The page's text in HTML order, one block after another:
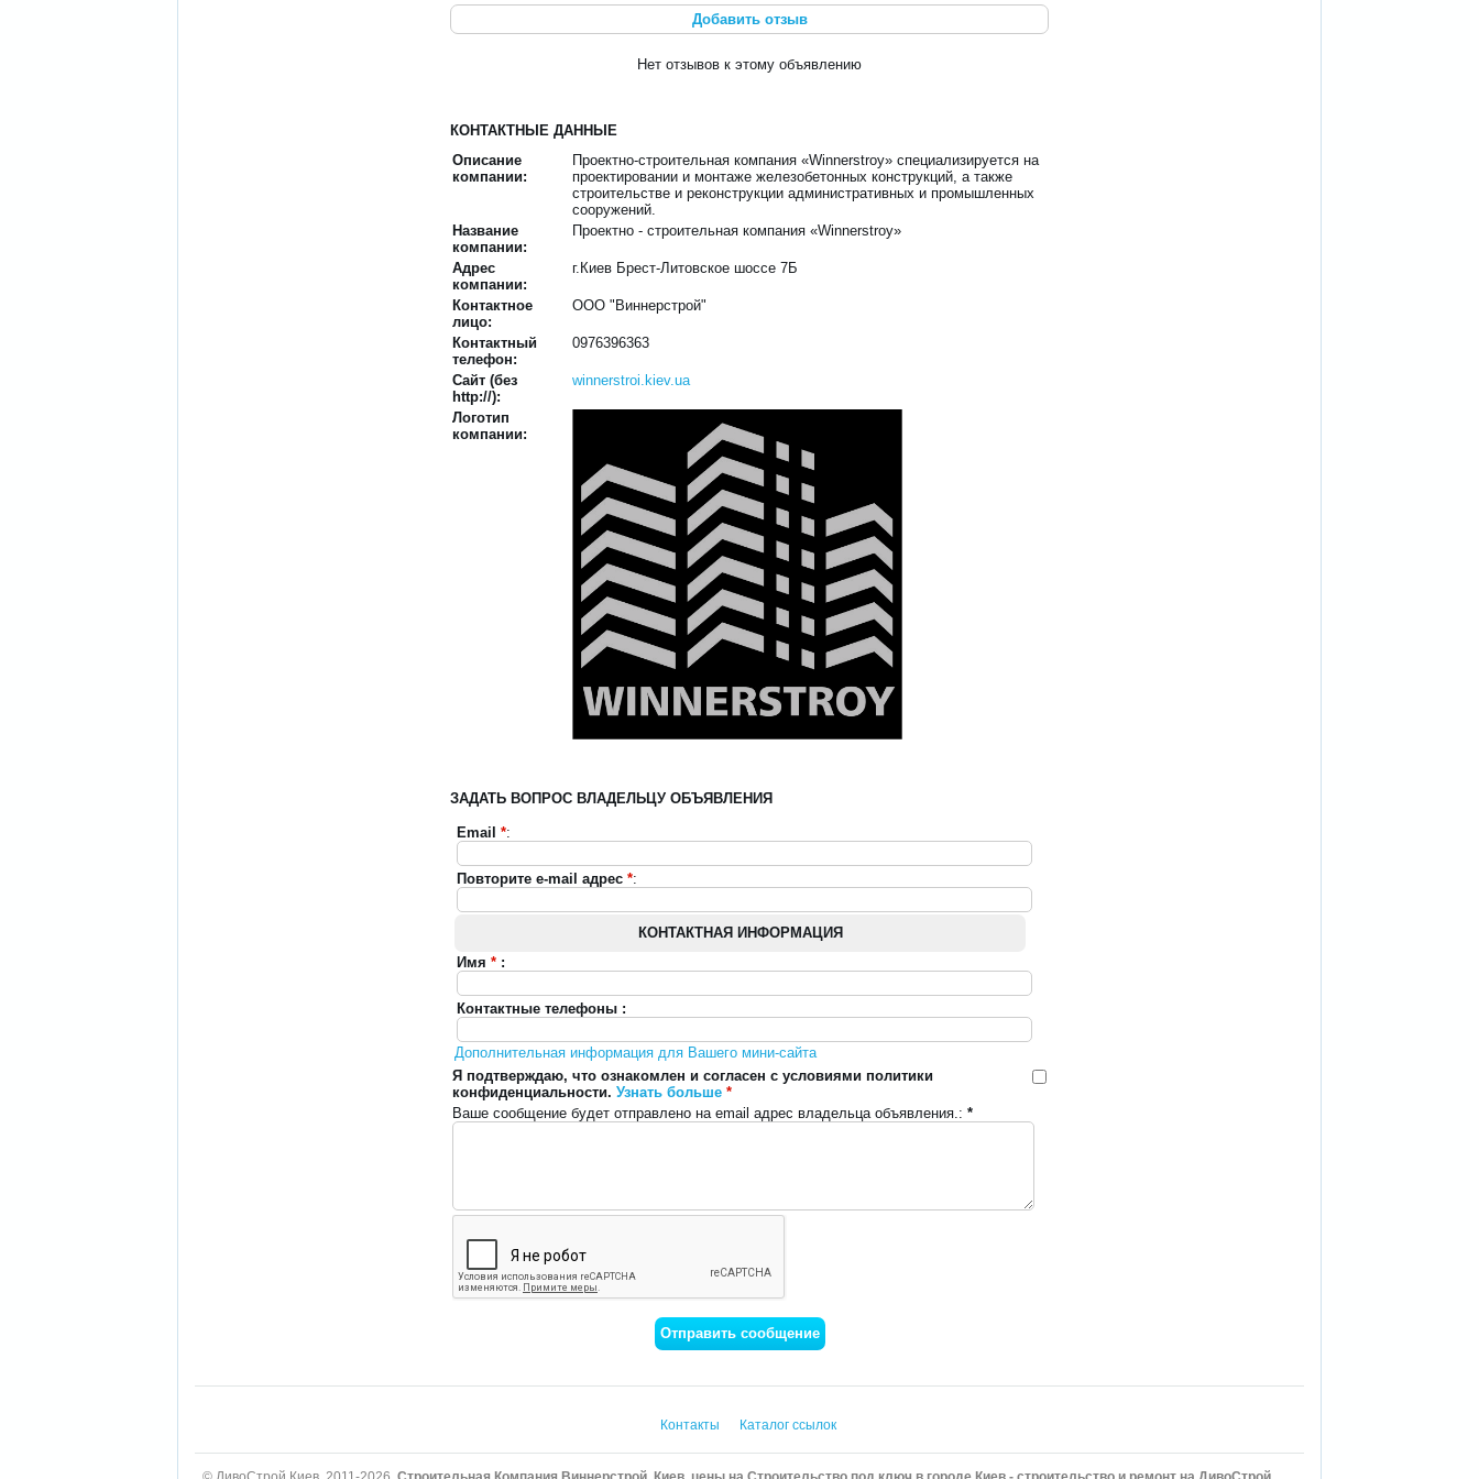
Добавить отзыв
Нет отзывов к этому объявлению
КОНТАКТНЫЕ ДАННЫЕ
Описание
компании:
Проектно-строительная компания «Winnerstroy» специализируется на
проектировании и монтаже железобетонных конструкций, а также
строительстве и реконструкции административных и промышленных
сооружений.
Название
компании:
Проектно - строительная компания «Winnerstroy»
Адрес
компании:
г.Киев Брест-Литовское шоссе 7Б
Контактное
лицо:
ООО "Виннерстрой"
Контактный
телефон:
0976396363
Сайт (без
http://):
winnerstroi.kiev.ua
Логотип
компании:
ЗАДАТЬ ВОПРОС ВЛАДЕЛЬЦУ ОБЪЯВЛЕНИЯ
Email *:
Повторите e-mail адрес *:
КОНТАКТНАЯ ИНФОРМАЦИЯ
Имя* :
Контактные телефоны :
Дополнительная информация для Вашего мини-сайта
Я подтверждаю, что ознакомлен и согласен с условиями политики
конфиденциальности.Узнать больше *
Ваше сообщение будет отправлено на email адрес владельца объявления.:*
Контакты Каталог ссылок